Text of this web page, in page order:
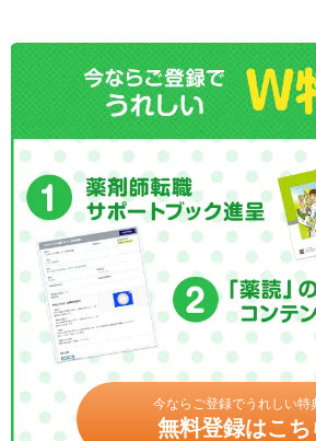
今ならご登録でうれしい特
無料登録はこち